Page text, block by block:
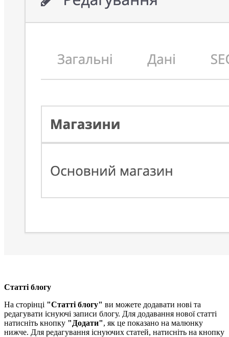
Статті блогу
На сторінці "Статті блогу" ви можете додавати нові та
редагувати існуючі записи блогу. Для додавання нової статті
натисніть кнопку "Додати", як це показано на малюнку
нижче. Для редагування існуючих статей, натисніть на кнопку